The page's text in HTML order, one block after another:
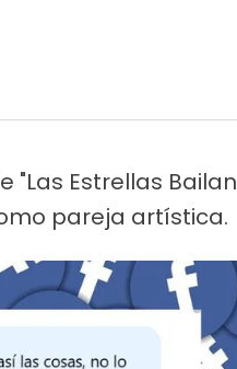
"Las Estrellas Bailan
pareja artística.